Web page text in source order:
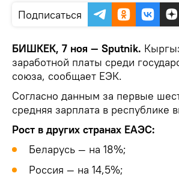
Подписаться
БИШКЕК, 7 ноя — Sputnik.
заработной платы среди
союза, сообщает ЕЭК.
Согласно данным за первые
средняя зарплата в республике
Рост в других странах ЕАЭС:
Беларусь — на 18%;
Россия — на 14,5%;